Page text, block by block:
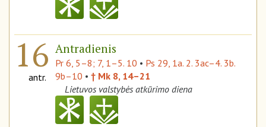
16
antr.
Antradienis
Pr 6, 5–8; 7, 1–5. 10 • Ps 29, 1a. 2. 3ac–4. 3b.
9b–10 • † Mk 8, 14–21
Lietuvos valstybės atkūrimo diena